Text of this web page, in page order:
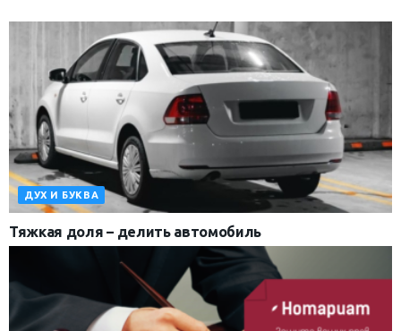
ДУХ И БУКВА
Тяжкая доля – делить автомобиль